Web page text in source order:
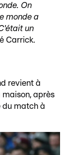
On
monde a
un
Carrick.
revient à
après
du match à